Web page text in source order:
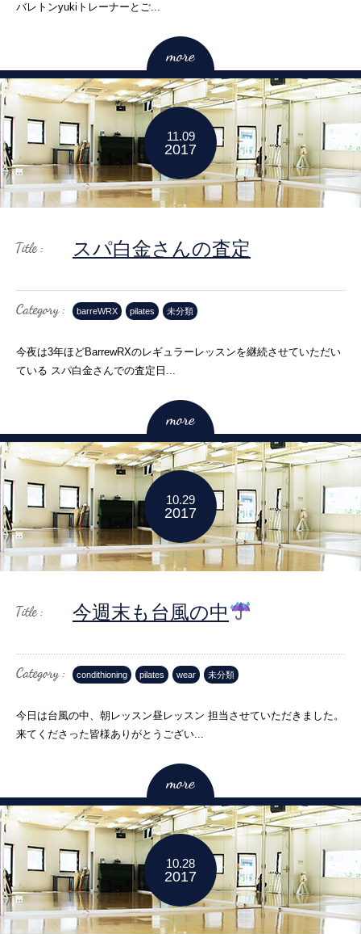
バレトンyukiトレーナーとご...
11.09
2017
スパ白金さんの査定
barreWRX pilates 未分類
今夜は3年ほどBarrewRXのレギュラーレッスンを継続させていただい
ている スパ白金さんでの査定日...
10.29
2017
今週末も台風の中
condithioning pilates wear 未分類
今日は台風の中、朝レッスン昼レッスン 担当させていただきました。
来てくださった皆様ありがとうござい...
10.28
2017